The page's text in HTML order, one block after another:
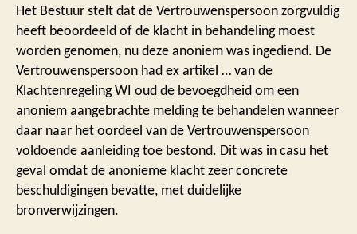
Het Bestuur stelt dat de Vertrouwenspersoon zorgvuldig
heeft beoordeeld of de klacht in behandeling moest
worden genomen, nu deze anoniem was ingediend. De
Vertrouwenspersoon had ex artikel … van de
Klachtenregeling WI oud de bevoegdheid om een
anoniem aangebrachte melding te behandelen wanneer
daar naar het oordeel van de Vertrouwenspersoon
voldoende aanleiding toe bestond. Dit was in casu het
geval omdat de anonieme klacht zeer concrete
beschuldigingen bevatte, met duidelijke
bronverwijzingen.